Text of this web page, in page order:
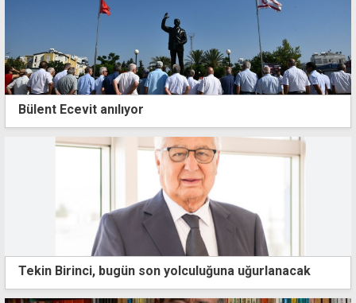
Bülent Ecevit anılıyor
Tekin Birinci, bugün son yolculuğuna uğurlanacak